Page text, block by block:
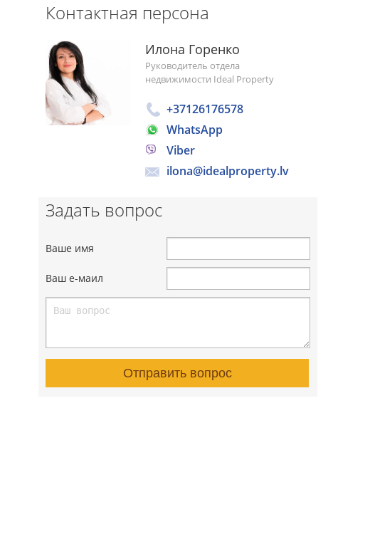
Контактная персона
Илона Горенко
Руководитель отдела
недвижимости Ideal Property
+37126176578
WhatsApp
Viber
ilona@idealproperty.lv
Задать вопрос
Ваше имя
Ваш е-маил
Отправить вопрос